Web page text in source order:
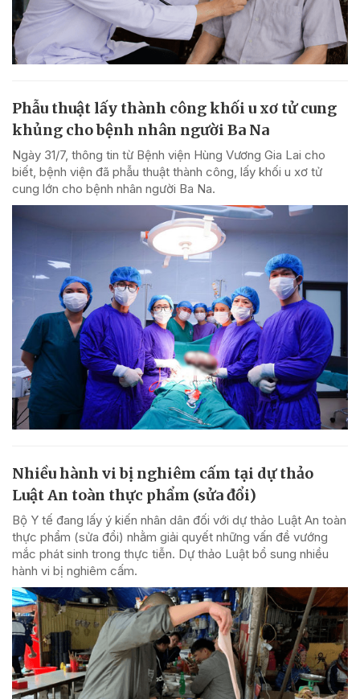
Phẫu thuật lấy thành công khối u xơ tử cung
khủng cho bệnh nhân người Ba Na
Ngày 31/7, thông tin từ Bệnh viện Hùng Vương Gia Lai cho
biết, bệnh viện đã phẫu thuật thành công, lấy khối u xơ tử
cung lớn cho bệnh nhân người Ba Na.
Nhiều hành vi bị nghiêm cấm tại dự thảo
Luật An toàn thực phẩm (sửa đổi)
Bộ Y tế đang lấy ý kiến nhân dân đối với dự thảo Luật An toàn
thực phẩm (sửa đổi) nhằm giải quyết những vấn đề vướng
mắc phát sinh trong thực tiễn. Dự thảo Luật bổ sung nhiều
hành vi bị nghiêm cấm.